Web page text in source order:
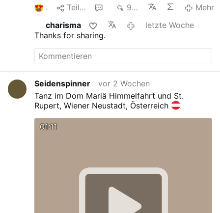
1 Teilen 986
Mehr
charisma
letzte Woche
Thanks for sharing.
Seidenspinner
vor 2 Wochen
Tanz im Dom Mariä Himmelfahrt und St.
Rupert, Wiener Neustadt, Österreich
01:11